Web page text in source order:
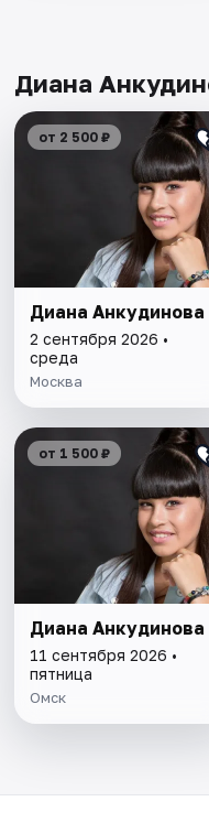
Диана
от 2 500 ₽
Диана Анкудинова
2 сентября 2026 •
среда
Москва
от 1 500 ₽
Диана Анкудинова
11 сентября 2026 •
пятница
Омск